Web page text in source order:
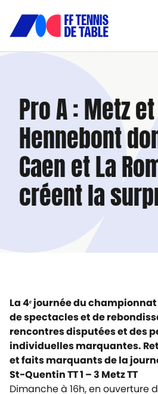
Pro A : Metz et
Hennebont
Caen et La
créent la
La 4ᵉ journée du
de spectacles et de
rencontres disputées et des
individuelles marquantes.
et faits marquants de la
St-Quentin TT 1 – 3 Metz TT
Dimanche à 16h, en ouverture